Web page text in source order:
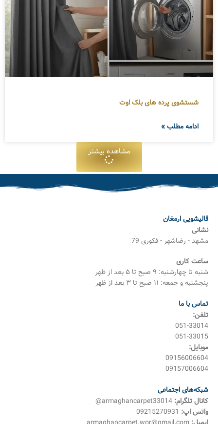
شستشوی پرده های بلک اوت
ادامه مطلب »
مشاهده بیشتر
قالیشویی ارمغان
نشانی
مشهد - رضاشهر - فکوری 79
ساعت کاری
شنبه تا چهارشنبه: ۹ صبح تا ۵ بعد از ظهر
پنجشنبه و جمعه: ۱۱ صبح تا ۳ بعد از ظهر
تماس با ما
تلفن:
051-33014
051-33015
موبایل:
09156006604
09157006604
شبکه‌های اجتماعی
کانال تلگرام:
واتس اپ: 09215270931